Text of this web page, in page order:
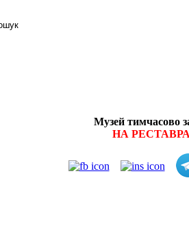
Музей тимчасово
НА